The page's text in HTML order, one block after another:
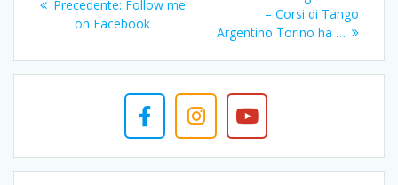
articoli
Precedente: Articolo
precedente:
Follow me
on Facebook
successivo:
– Corsi di Tango
Argentino Torino ha …